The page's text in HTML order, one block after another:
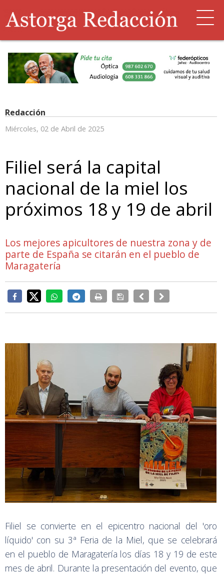
Redacción
Miércoles, 02 de Abril de 2025
Filiel será la capital
nacional de la miel los
próximos 18 y 19 de abril
Los mejores apicultores de nuestra zona y de
parte de España se citarán en el pueblo de
Maragatería
Filiel se convierte en el epicentro nacional del 'oro
líquido' con su 3ª Feria de la Miel, que se celebrará
en el pueblo de Maragatería los días 18 y 19 de este
mes de abril. Durante la presentación del evento, que